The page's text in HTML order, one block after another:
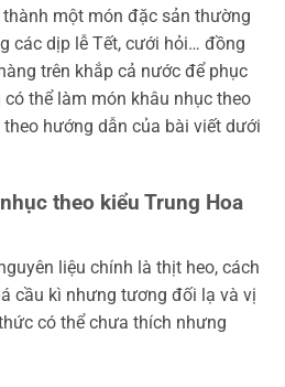
một món đặc sản thường
các dịp lễ Tết, cưới hỏi… đồng
trên khắp cả nước để phục
thể làm món khâu nhục theo
hướng dẫn của bài viết dưới
theo kiểu Trung Hoa
liệu chính là thịt heo, cách
cầu kì nhưng tương đối lạ và vị
có thể chưa thích nhưng